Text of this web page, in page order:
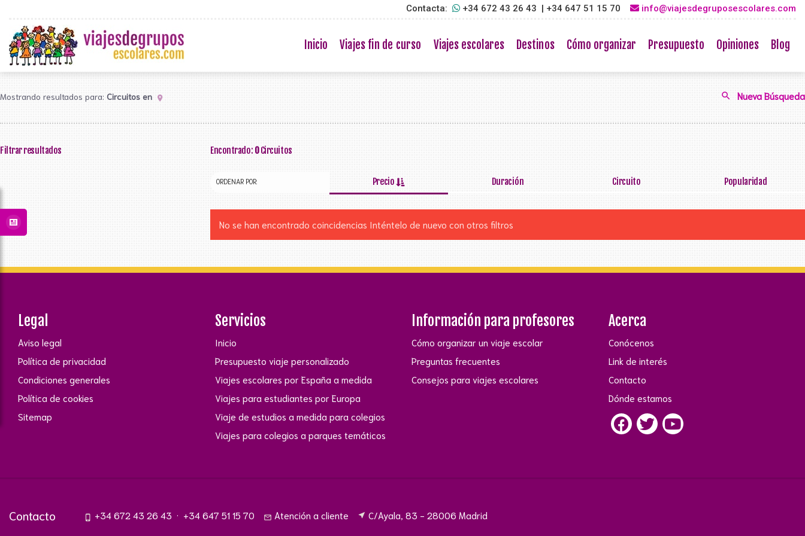
Contacta: +34 672 43 26 43 | +34 647 51 15 70 info@viajesdegruposescolares.com
Inicio Viajes fin de curso Viajes escolares Destinos Cómo organizar Presupuesto Opiniones Blog
Mostrando resultados para: Circuitos en place search Nueva Búsqueda
Filtrar resultados Encontrado: 0Circuitos
ORDENAR POR: Precio Duración Circuito Popularidad
No se han encontrado coincidencias Inténtelo de nuevo con otros filtros
Legal
Aviso legal
Política de privacidad
Condiciones generales
Política de cookies
Sitemap
Servicios
Inicio
Presupuesto viaje personalizado
Viajes escolares por España a medida
Viajes para estudiantes por Europa
Viaje de estudios a medida para colegios
Viajes para colegios a parques temáticos
Información para profesores
Cómo organizar un viaje escolar
Preguntas frecuentes
Consejos para viajes escolares
Acerca
Conócenos
Link de interés
Contacto
Dónde estamos
Contacto phone_iphone +34 672 43 26 43 · +34 647 51 15 70 mail_outline Atención a cliente near_me C/Ayala, 83 - 28006 Madrid